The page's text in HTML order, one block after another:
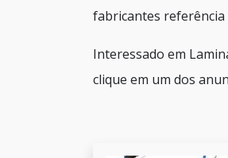
fabricantes
Interessado em
clique em um dos